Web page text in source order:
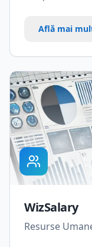
Află mai
WizSalary
Resurse